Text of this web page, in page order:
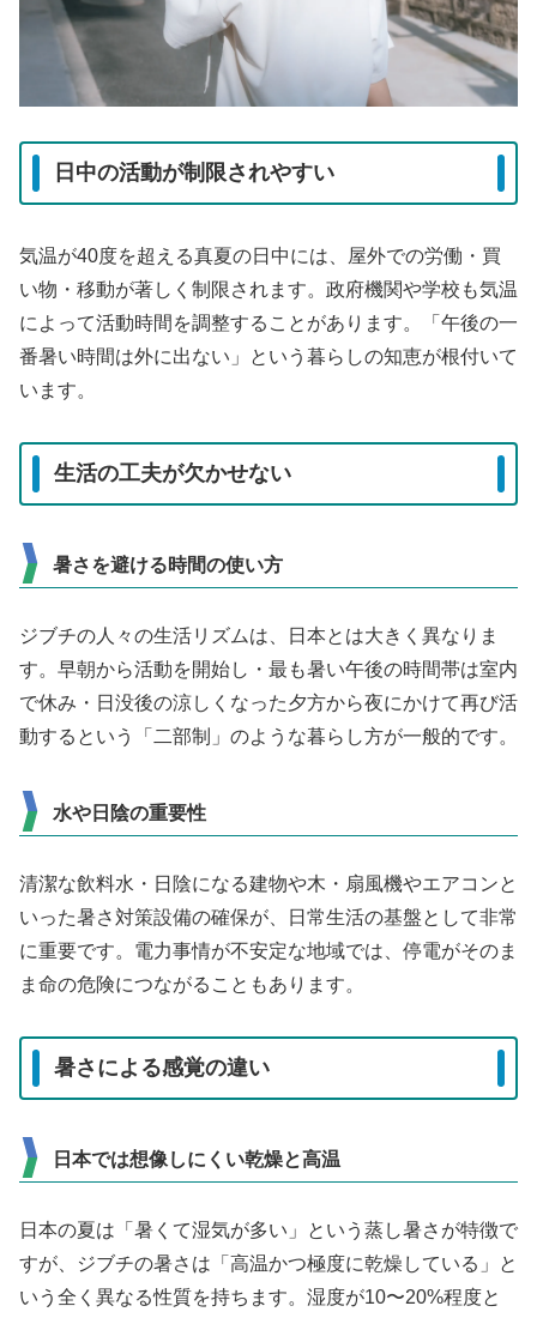
日中の活動が制限されやすい
気温が40度を超える真夏の日中には、屋外での労働・買
い物・移動が著しく制限されます。政府機関や学校も気温
によって活動時間を調整することがあります。「午後の一
番暑い時間は外に出ない」という暮らしの知恵が根付いて
います。
生活の工夫が欠かせない
暑さを避ける時間の使い方
ジブチの人々の生活リズムは、日本とは大きく異なりま
す。早朝から活動を開始し・最も暑い午後の時間帯は室内
で休み・日没後の涼しくなった夕方から夜にかけて再び活
動するという「二部制」のような暮らし方が一般的です。
水や日陰の重要性
清潔な飲料水・日陰になる建物や木・扇風機やエアコンと
いった暑さ対策設備の確保が、日常生活の基盤として非常
に重要です。電力事情が不安定な地域では、停電がそのま
ま命の危険につながることもあります。
暑さによる感覚の違い
日本では想像しにくい乾燥と高温
日本の夏は「暑くて湿気が多い」という蒸し暑さが特徴で
すが、ジブチの暑さは「高温かつ極度に乾燥している」と
いう全く異なる性質を持ちます。湿度が10〜20%程度と